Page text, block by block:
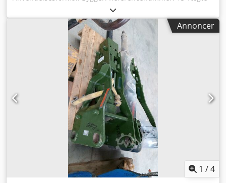
Egenvægt: 375 kg Funktionelt CE-mærkning: ja Dcodjq
Ixucjpfx Abwjk Stand Generel stand: meget god Teknisk
stand: meget god Visuel stand: meget god Yderligere
oplysninger Passer til følgende maskiner: 4~8 tons, specielt
til rendegravere. Passer til JCB 3cx/4cx
Leveringsbetingelser: EXW Arbejdstyk: 110-140 bar
Påkrævet hydraulikflow: 70 l/min Slaghastighed: 500-900
Produktionsland: KR Yderligere oplysninger Kontakt Ö.
Inalkac for flere oplysninger.
Annoncer
1 /4